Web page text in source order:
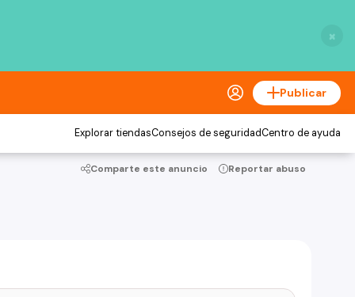
×
Publicar
Explorar tiendasConsejos de seguridadCentro de ayuda
Comparte este anuncio Reportar abuso